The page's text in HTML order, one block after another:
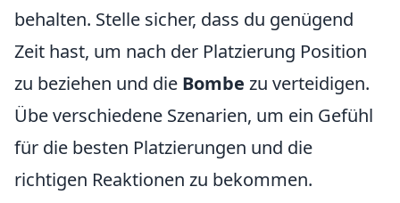
behalten. Stelle sicher, dass du genügend
Zeit hast, um nach der Platzierung Position
zu beziehen und die Bombe zu verteidigen.
Übe verschiedene Szenarien, um ein Gefühl
für die besten Platzierungen und die
richtigen Reaktionen zu bekommen.